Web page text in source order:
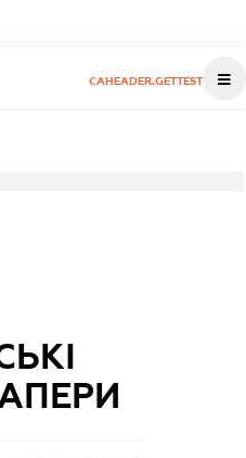
CAHEADER.GETTEST